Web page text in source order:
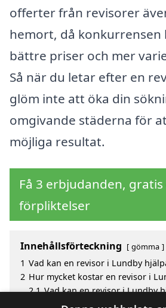
offerter från revisorer
hemort, då konkurrensen
bättre priser och mer
Så när du letar efter en
glöm inte att öka din
omgivande städerna för
möjliga resultat.
Få 3 erbjudanden,
förpliktelser
Innehållsförteckning gömma
1 Vad kan en revisor i Lundby
2 Hur mycket kostar en revisor i
2.1 Vad kan en revisor i Lundby
Fördelar med att välja revisor i